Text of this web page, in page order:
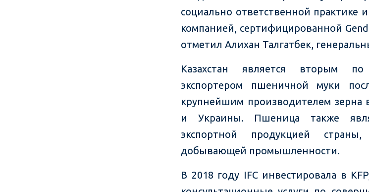
социально ответственной практике
компанией, сертифицированной
отметил Алихан Талгатбек,
Казахстан является вторым
экспортером пшеничной муки
крупнейшим производителем зерна
и Украины. Пшеница также
экспортной продукцией
добывающей промышленности.
В 2018 году IFC инвестировала в